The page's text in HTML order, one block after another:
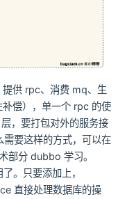
供 rpc、消费 mq、生
偿），单一个 rpc 的使
，要打包对外的服务接
需要这样的方式，可以在
部分 dubbo 学习。
。只要添加上，
直接处理数据库的操